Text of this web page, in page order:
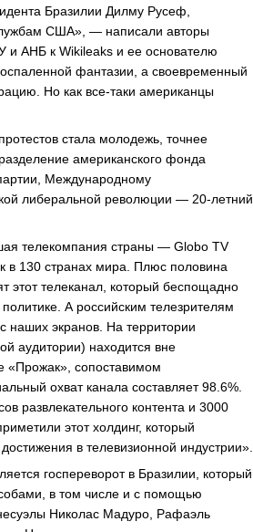
Бразилии Дилму Русеф,
США», — написали авторы
и АНБ к Wikileaks и ее основателю
фантазии, а своевременный
Но как все-таки американцы
стала молодежь, точнее
американского фонда
Международному
либеральной революции — 20-летний
телекомпания страны — Globo TV
в 130 странах мира. Плюс половина
этот телеканал, который беспощадно
А российским телезрителям
наших экранов. На территории
аудитории) находится вне
«Прожак», сопоставимом
охват канала составляет 98.6%.
развлекательного контента и 3000
этот холдинг, который
в телевизионной индустрии».
госпереворот в Бразилии, который
в том числе и с помощью
Николас Мадуро, Рафаэль